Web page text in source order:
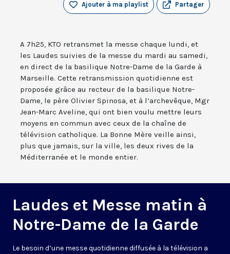
Partager
Ajouter à ma playlist
A 7h25, KTO retransmet la messe chaque lundi, et
les Laudes suivies de la messe du mardi au samedi,
en direct de la basilique Notre-Dame de la Garde à
Marseille. Cette retransmission quotidienne est
proposée grâce au recteur de la basilique Notre-
Dame, le père Olivier Spinosa, et à l’archevêque, Mgr
Jean-Marc Aveline, qui ont bien voulu mettre leurs
moyens en commun avec ceux de la chaîne de
télévision catholique. La Bonne Mère veille ainsi,
plus que jamais, sur la ville, les deux rives de la
Méditerranée et le monde entier.
Laudes et Messe matin à
Notre-Dame de la Garde
Le besoin d’une messe quotidienne diffusée à la télévision a